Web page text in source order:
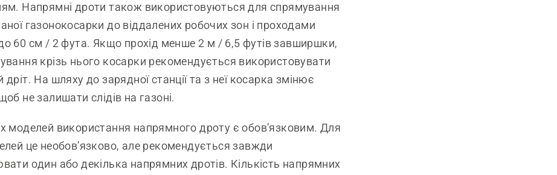
Напрямні дроти також використовуються для спрямування
газонокосарки до віддалених робочих зон і проходами
60 см / 2 фута. Якщо прохід менше 2 м / 6,5 футів завширшки,
крізь нього косарки рекомендується використовувати
На шляху до зарядної станції та з неї косарка змінює
не залишати слідів на газоні.
моделей використання напрямного дроту є обов’язковим. Для
це необов’язково, але рекомендується завжди
один або декілька напрямних дротів. Кількість напрямних